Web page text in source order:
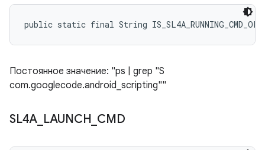
public static final String IS_SL4A_RUNNING_CMD_OLD
Постоянное значение: "ps | grep "S
com.googlecode.android_scripting""
SL4A LAUNCH CMD